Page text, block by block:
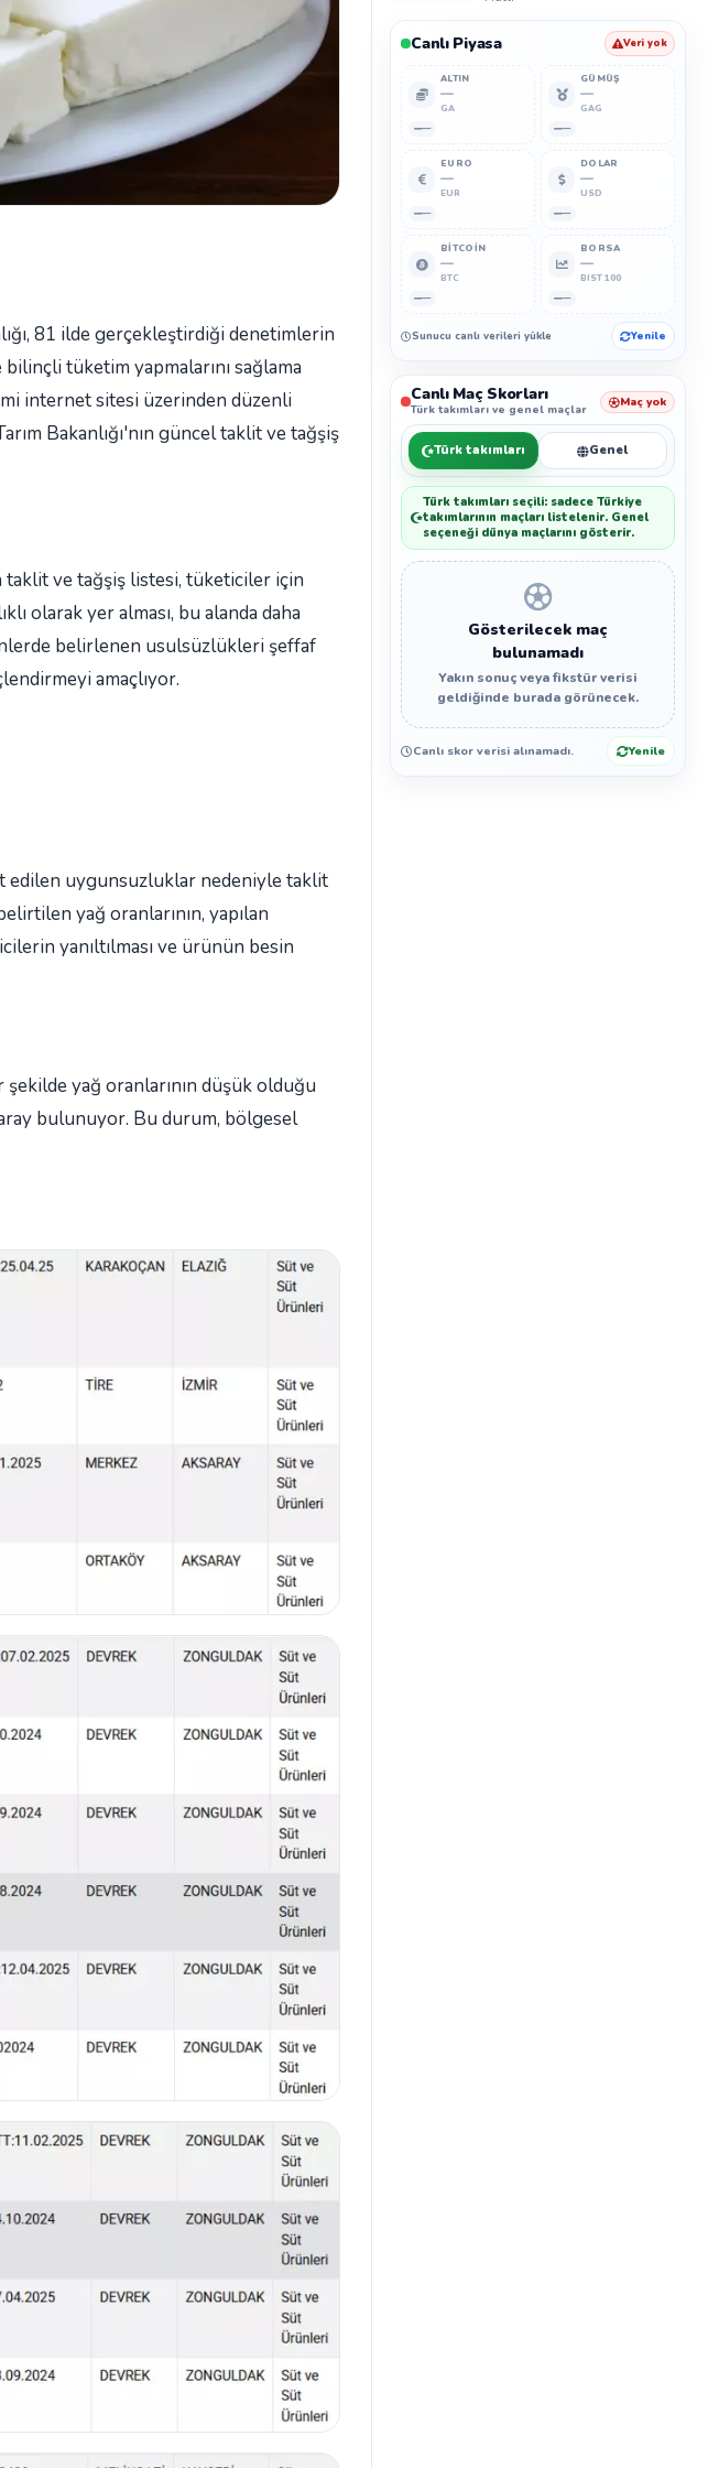
81 ilde gerçekleştirdiği denetimlerin
bilinçli tüketim yapmalarını sağlama
internet sitesi üzerinden düzenli
Bakanlığı'nın güncel taklit ve tağşiş
taklit ve tağşiş listesi, tüketiciler için
olarak yer alması, bu alanda daha
belirlenen usulsüzlükleri şeffaf
amaçlıyor.
edilen uygunsuzluklar nedeniyle taklit
yağ oranlarının, yapılan
yanıltılması ve ürünün besin
şekilde yağ oranlarının düşük olduğu
bulunuyor. Bu durum, bölgesel
Canlı Piyasa Veri yok
ALTIN
—
GA
—
GÜMÜŞ
—
GAG
—
EURO
—
EUR
—
DOLAR
—
USD
—
BITCOIN
—
BTC
—
BORSA
—
BIST 100
—
Sunucu canlı verileri yükleyemedi. Yenile
Canlı Maç Skorları
Türk takımları ve genel maçlar
Maç yok
Türk takımları Genel
Türk takımları seçili: sadece Türkiye
takımlarının maçları listelenir. Genel
seçeneği dünya maçlarını gösterir.
Gösterilecek maç
bulunamadı
Yakın sonuç veya fikstür verisi
geldiğinde burada görünecek.
Canlı skor verisi alınamadı. Yenile